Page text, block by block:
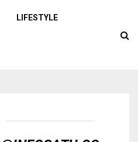
LIFESTYLE